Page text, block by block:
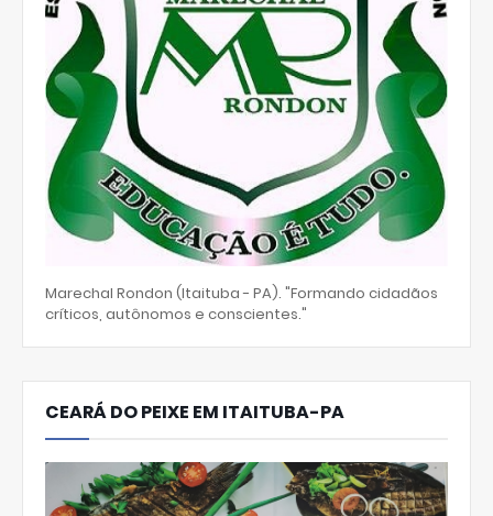
Marechal Rondon (Itaituba - PA). "Formando cidadãos
críticos, autônomos e conscientes."
CEARÁ DO PEIXE EM ITAITUBA-PA